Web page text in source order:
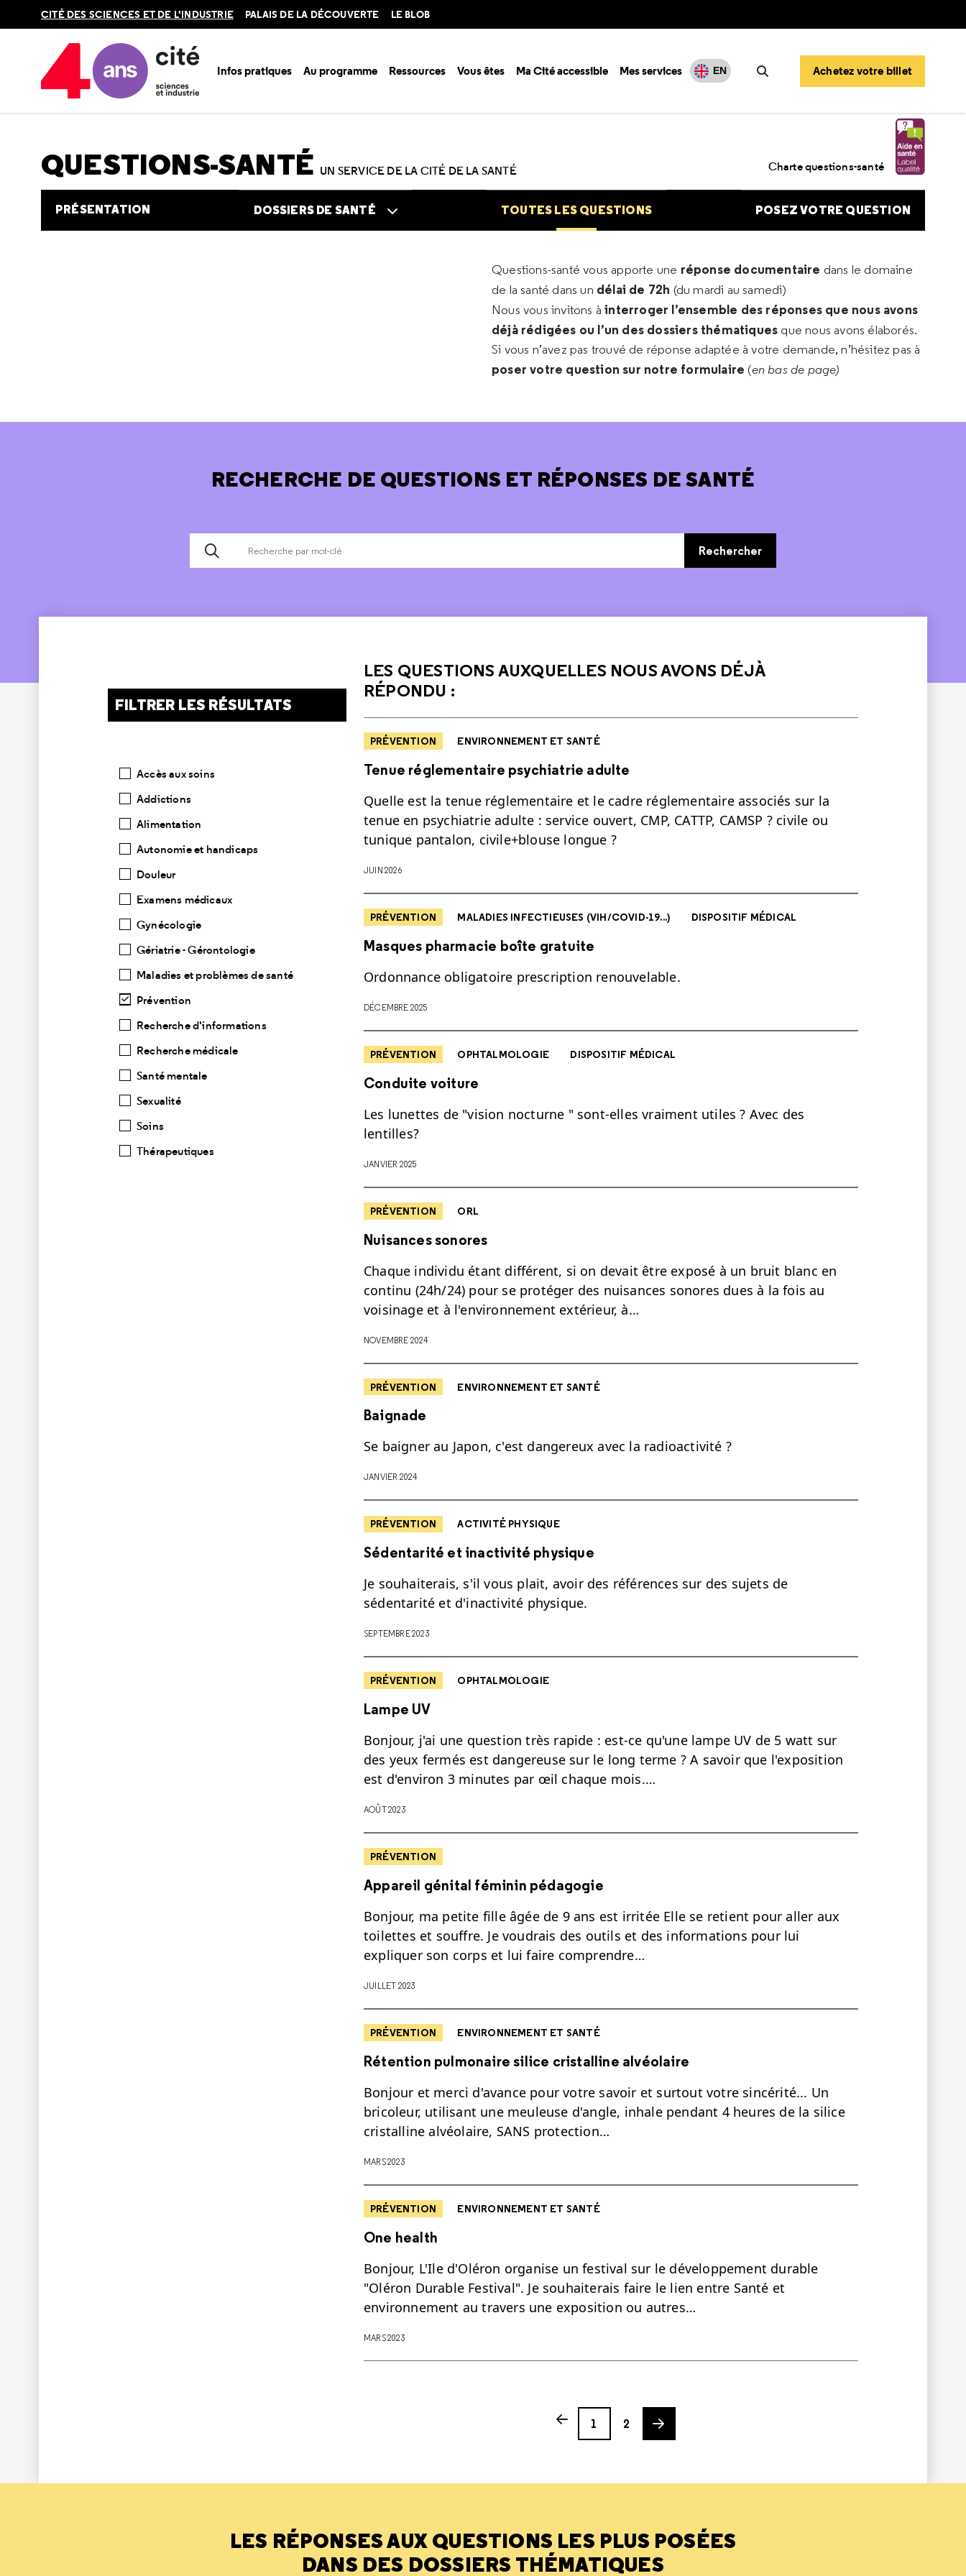
en
CITÉ DES SCIENCES ET DE L'INDUSTRIE PALAIS DE LA DÉCOUVERTE LE BLOB
Infos pratiques Au programme Ressources Vous êtes Ma Cité accessible Mes services EN
Rechercher
Achetez votre billet
Accueil Au programme
QUESTIONS-SANTÉ UN SERVICE DE LA CITÉ DE LA SANTÉ Charte questions-santé
PRÉSENTATION DOSSIERS DE SANTÉ TOUTES LES QUESTIONS POSEZ VOTRE QUESTION
Questions-santé vous apporte une réponse documentaire dans le domaine
de la santé dans un délai de 72h (du mardi au samedi)
Nous vous invitons àinterroger l’ensemble des réponses que nous avons
déjà rédigées ou l’un des dossiers thématiques que nous avons élaborés.
Si vous n’avez pas trouvé de réponse adaptée à votre demande, n’hésitez pas à
poser votre question sur notre formulaire (en bas de page)
RECHERCHE DE QUESTIONS ET RÉPONSES DE SANTÉ
Rechercher
FILTRER LES RÉSULTATS
Accès aux soins
Addictions
Alimentation
Autonomie et handicaps
Douleur
Examens médicaux
Gynécologie
Gériatrie - Gérontologie
Maladies et problèmes de santé
Prévention
Recherche d'informations
Recherche médicale
Santé mentale
Sexualité
Soins
Thérapeutiques
LES QUESTIONS AUXQUELLES NOUS AVONS DÉJÀ
RÉPONDU :
PRÉVENTION ENVIRONNEMENT ET SANTÉ
Tenue réglementaire psychiatrie adulte
Quelle est la tenue réglementaire et le cadre réglementaire associés sur la
tenue en psychiatrie adulte : service ouvert, CMP, CATTP, CAMSP ? civile ou
tunique pantalon, civile+blouse longue ?
JUIN 2026
PRÉVENTION MALADIES INFECTIEUSES (VIH/COVID-19...) DISPOSITIF MÉDICAL
Masques pharmacie boîte gratuite
Ordonnance obligatoire prescription renouvelable.
DÉCEMBRE 2025
PRÉVENTION OPHTALMOLOGIE DISPOSITIF MÉDICAL
Conduite voiture
Les lunettes de "vision nocturne " sont-elles vraiment utiles ? Avec des
lentilles?
JANVIER 2025
PRÉVENTION ORL
Nuisances sonores
Chaque individu étant différent, si on devait être exposé à un bruit blanc en
continu (24h/24) pour se protéger des nuisances sonores dues à la fois au
voisinage et à l'environnement extérieur, à…
NOVEMBRE 2024
PRÉVENTION ENVIRONNEMENT ET SANTÉ
Baignade
Se baigner au Japon, c'est dangereux avec la radioactivité ?
JANVIER 2024
PRÉVENTION ACTIVITÉ PHYSIQUE
Sédentarité et inactivité physique
Je souhaiterais, s'il vous plait, avoir des références sur des sujets de
sédentarité et d'inactivité physique.
SEPTEMBRE 2023
PRÉVENTION OPHTALMOLOGIE
Lampe UV
Bonjour, j'ai une question très rapide : est-ce qu'une lampe UV de 5 watt sur
des yeux fermés est dangereuse sur le long terme ? A savoir que l'exposition
est d'environ 3 minutes par œil chaque mois.…
AOÛT 2023
PRÉVENTION
Appareil génital féminin pédagogie
Bonjour, ma petite fille âgée de 9 ans est irritée Elle se retient pour aller aux
toilettes et souffre. Je voudrais des outils et des informations pour lui
expliquer son corps et lui faire comprendre…
JUILLET 2023
PRÉVENTION ENVIRONNEMENT ET SANTÉ
Rétention pulmonaire silice cristalline alvéolaire
Bonjour et merci d'avance pour votre savoir et surtout votre sincérité... Un
bricoleur, utilisant une meuleuse d'angle, inhale pendant 4 heures de la silice
cristalline alvéolaire, SANS protection…
MARS 2023
PRÉVENTION ENVIRONNEMENT ET SANTÉ
One health
Bonjour, L'Ile d'Oléron organise un festival sur le développement durable
"Oléron Durable Festival". Je souhaiterais faire le lien entre Santé et
environnement au travers une exposition ou autres…
MARS 2023
Previous page
Page
1
Page
2
Next page
LES RÉPONSES AUX QUESTIONS LES PLUS POSÉES
DANS DES DOSSIERS THÉMATIQUES